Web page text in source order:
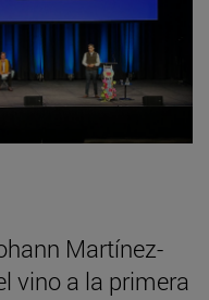
Martínez-
vino a la primera